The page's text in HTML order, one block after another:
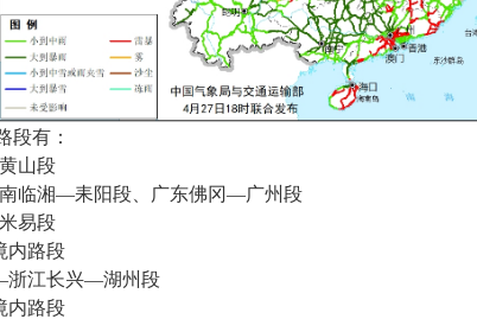
有：
山段
湘—耒阳段、广东佛冈—广州段
易段
路段
江长兴—湖州段
路段